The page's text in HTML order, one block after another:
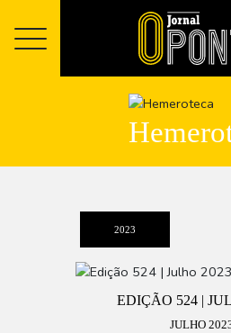
2023
EDIÇÃO 524 |
JULHO